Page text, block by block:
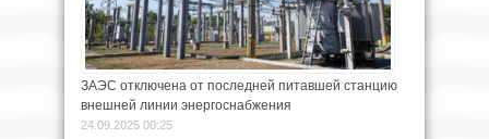
ЗАЭС отключена от последней питавшей станцию
внешней линии энергоснабжения
24.09.2025 00:25